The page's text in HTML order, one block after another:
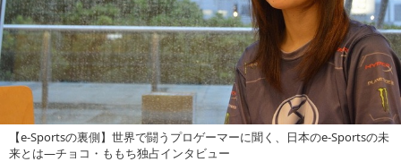
【e-Sportsの裏側】世界で闘うプロゲーマーに聞く、日本のe-Sportsの未
来とは―チョコ・ももち独占インタビュー